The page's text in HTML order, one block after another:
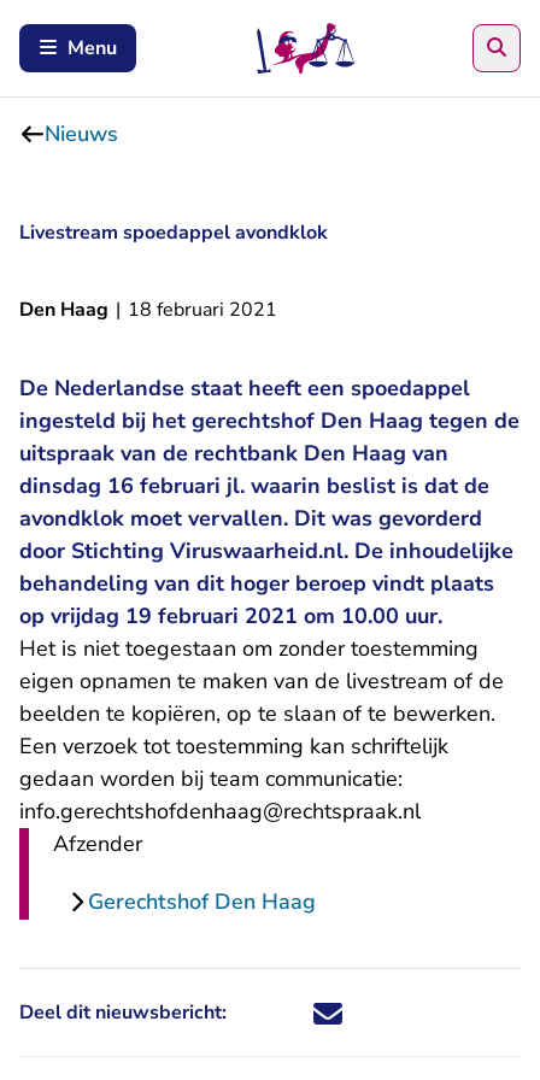
Menu
Nieuws
Livestream spoedappel avondklok
Den Haag | 18 februari 2021
De Nederlandse staat heeft een spoedappel
ingesteld bij het gerechtshof Den Haag tegen de
uitspraak van de rechtbank Den Haag van
dinsdag 16 februari jl. waarin beslist is dat de
avondklok moet vervallen. Dit was gevorderd
door Stichting Viruswaarheid.nl. De inhoudelijke
behandeling van dit hoger beroep vindt plaats
op vrijdag 19 februari 2021 om 10.00 uur.
Het is niet toegestaan om zonder toestemming
eigen opnamen te maken van de livestream of de
beelden te kopiëren, op te slaan of te bewerken.
Een verzoek tot toestemming kan schriftelijk
gedaan worden bij team communicatie:
info.gerechtshofdenhaag@rechtspraak.nl- U verlaat
Afzender
Gerechtshof Den Haag
Deel dit nieuwsbericht: Deel dit nieuwsbericht via X -
Deel dit nieuwsbericht via
Deel dit nieuwsbericht
Deel dit